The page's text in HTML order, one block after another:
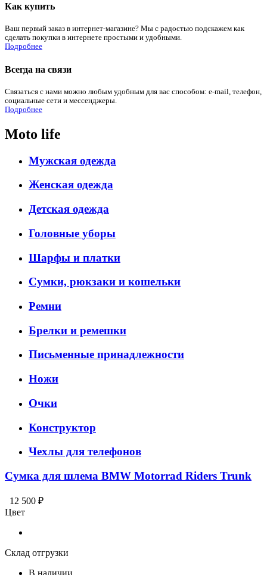
Как купить
Ваш первый заказ в интернет-магазине? Мы с радостью подскажем как
сделать покупки в интернете простыми и удобными.
Подробнее
Всегда на связи
Связаться с нами можно любым удобным для вас способом: e-mail, телефон,
социальные сети и мессенджеры.
Подробнее
Moto life
Мужская одежда
Женская одежда
Детская одежда
Головные уборы
Шарфы и платки
Сумки, рюкзаки и кошельки
Ремни
Брелки и ремешки
Письменные принадлежности
Ножи
Очки
Конструктор
Чехлы для телефонов
Сумка для шлема BMW Motorrad Riders Trunk
12 500 ₽
Цвет
Склад отгрузки
В наличии